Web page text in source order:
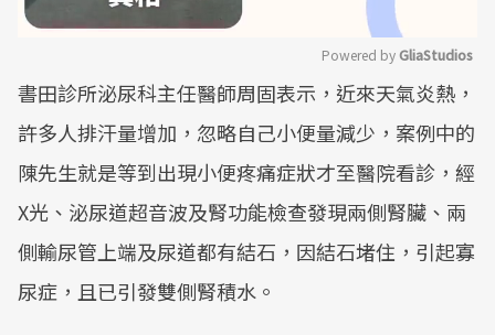
Mute
Powered by GliaStudios
書田診所泌尿科主任醫師周固表示，近來天氣炎熱，
許多人排汗量增加，忽略自己小便量減少，案例中的
陳先生就是等到出現小便疼痛症狀才至醫院看診，經
X光、泌尿道超音波及腎功能檢查發現兩側腎臟、兩
側輸尿管上端及尿道都有結石，因結石堵住，引起寡
尿症，且已引發雙側腎積水。